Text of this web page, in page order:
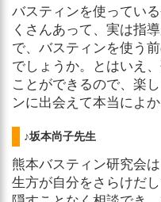
バスティンを使ってい
くさんあって、実は指
で、バスティンを使う
でしょうか。とはいえ
ことができるので、楽
ンに出会えて本当によか
♪坂本尚子先生
熊本バスティン研究会
生方が自分をさらけだ